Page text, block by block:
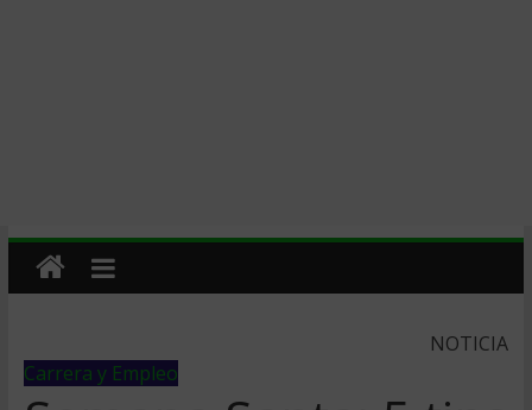
NOTICIA
Carrera y Empleo